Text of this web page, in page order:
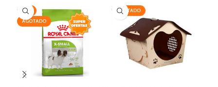
-7%
AGOTADO
AGOTADO